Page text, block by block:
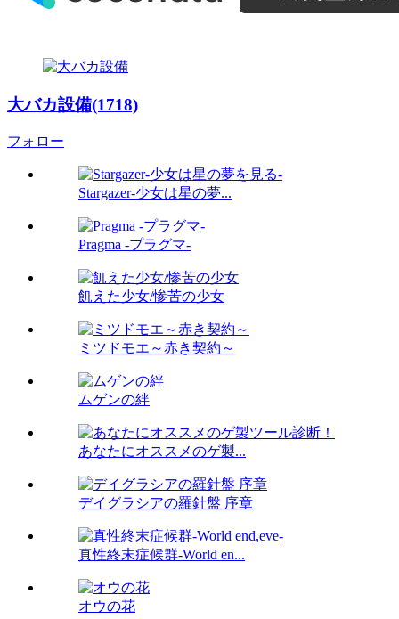
大バカ設備(1718)
フォロー
Stargazer-少女は星の夢...
Pragma -プラグマ-
飢えた少女/惨苦の少女
ミツドモエ～赤き契約～
ムゲンの絆
あなたにオススメのゲ製...
デイグラシアの羅針盤 序章
真性終末症候群-World en...
オウの花